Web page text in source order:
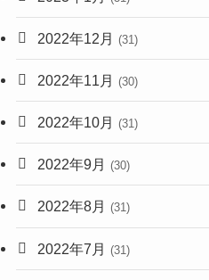
2022年12月 (31)
2022年11月 (30)
2022年10月 (31)
2022年9月 (30)
2022年8月 (31)
2022年7月 (31)